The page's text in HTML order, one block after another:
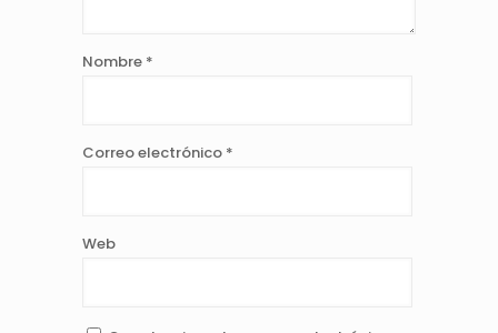
Nombre *
Correo electrónico *
Web